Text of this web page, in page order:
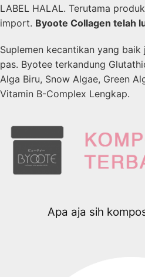
LABEL HALAL. Terutama
import. Byoote Collagen telah
Suplemen kecantikan yang
pas. Byotee terkandung
Alga Biru, Snow Algae, Green
Vitamin B-Complex Lengkap.
Apa aja sih